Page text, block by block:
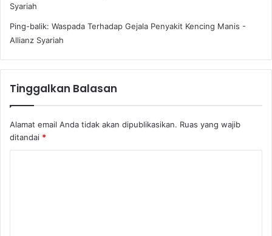
Syariah
Ping-balik: Waspada Terhadap Gejala Penyakit Kencing Manis -
Allianz Syariah
Tinggalkan Balasan
Alamat email Anda tidak akan dipublikasikan. Ruas yang wajib
ditandai *